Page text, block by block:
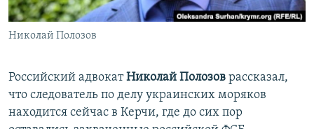
УКРАИНСКАЯ ПРОБЛЕМА КРЫМА
Все сайты RFE/RL
Николай Полозов
Российский адвокатНиколай Полозов рассказал,
что следователь по делу украинских моряков
находится сейчас в Керчи, где до сих пор